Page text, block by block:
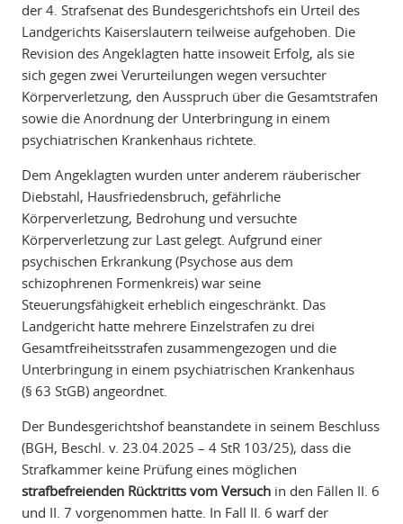
der 4. Strafsenat des Bundesgerichtshofs ein Urteil des
Landgerichts Kaiserslautern teilweise aufgehoben. Die
Revision des Angeklagten hatte insoweit Erfolg, als sie
sich gegen zwei Verurteilungen wegen versuchter
Körperverletzung, den Ausspruch über die Gesamtstrafen
sowie die Anordnung der Unterbringung in einem
psychiatrischen Krankenhaus richtete.
Dem Angeklagten wurden unter anderem räuberischer
Diebstahl, Hausfriedensbruch, gefährliche
Körperverletzung, Bedrohung und versuchte
Körperverletzung zur Last gelegt. Aufgrund einer
psychischen Erkrankung (Psychose aus dem
schizophrenen Formenkreis) war seine
Steuerungsfähigkeit erheblich eingeschränkt. Das
Landgericht hatte mehrere Einzelstrafen zu drei
Gesamtfreiheitsstrafen zusammengezogen und die
Unterbringung in einem psychiatrischen Krankenhaus
(§ 63 StGB) angeordnet.
Der Bundesgerichtshof beanstandete in seinem Beschluss
(BGH, Beschl. v. 23.04.2025 – 4 StR 103/25), dass die
Strafkammer keine Prüfung eines möglichen
strafbefreienden Rücktritts vom Versuchin den Fällen II. 6
und II. 7 vorgenommen hatte. In Fall II. 6 warf der